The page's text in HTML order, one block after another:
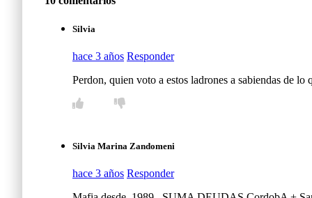
Silvia
hace 3 años Responder
Perdon, quien voto a estos ladrones a sabiendas de lo
Silvia Marina Zandomeni
hace 3 años Responder